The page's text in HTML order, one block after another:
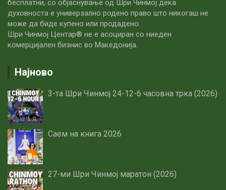
бесплатни, со објаснување од Шри Чинмој дека
духовноста е универзално родено право што никогаш не
може да биде купено или продадено.
Шри Чинмој Центар® не е асоциран со ниеден
комерцијален бизнис во Македонија.
Најново
3-та Шри Чинмој 24-12-6 часовна трка (2026)
Саем на книга 2026
27-ми Шри Чинмој маратон (2026)